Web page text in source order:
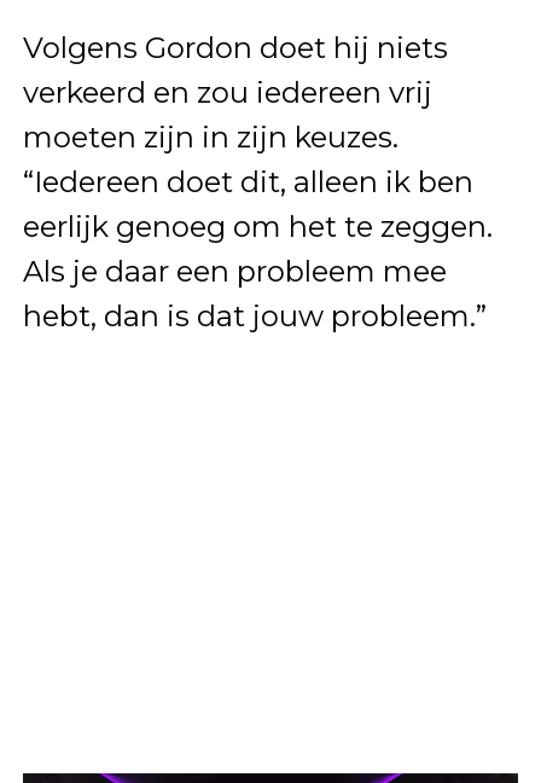
Volgens Gordon doet hij niets
verkeerd en zou iedereen vrij
moeten zijn in zijn keuzes.
“Iedereen doet dit, alleen ik ben
eerlijk genoeg om het te zeggen.
Als je daar een probleem mee
hebt, dan is dat jouw probleem.”